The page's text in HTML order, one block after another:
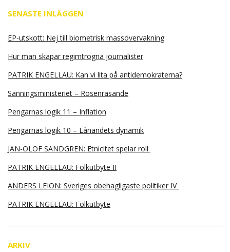
SENASTE INLÄGGEN
EP-utskott: Nej till biometrisk massövervakning
Hur man skapar regimtrogna journalister
PATRIK ENGELLAU: Kan vi lita på antidemokraterna?
Sanningsministeriet – Rosenrasande
Pengarnas logik 11 – Inflation
Pengarnas logik 10 – Lånandets dynamik
JAN-OLOF SANDGREN: Etnicitet spelar roll
PATRIK ENGELLAU: Folkutbyte II
ANDERS LEION: Sveriges obehagligaste politiker IV
PATRIK ENGELLAU: Folkutbyte
ARKIV